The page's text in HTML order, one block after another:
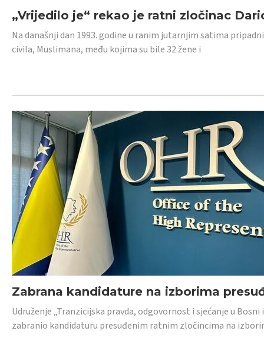
„Vrijedilo je“ rekao je ratni zločinac
Na današnji dan 1993. godine u ranim jutarnjim satima
civila, Muslimana, među kojima su bile 32 žene i
Zabrana kandidature na izborima
Udruženje „Tranzicijska pravda, odgovornost i sjećanje u
zabranio kandidaturu presuđenim ratnim zločincima na